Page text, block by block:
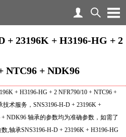
+ 23196K + H3196-HG + 2
NTC96 + NDK96
+ H3196-HG + 2 NFR790/10 + NTC96 +
术服务，SNS3196-H-D + 23196K +
+ NDK96 轴承的参数均为准确参数，如需了
,轴承SNS3196-H-D + 23196K + H3196-HG